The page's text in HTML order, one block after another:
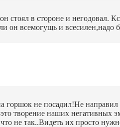
стоял в стороне и негодовал.
он всемогущь и всесилен,надо
горшок не посадил!Не
творение наших негативных
не так..Видеть их просто